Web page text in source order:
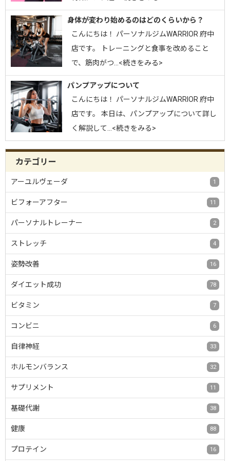
身体が変わり始めるのはどのくらいから？
こんにちは！ パーソナルジムWARRIOR 府中
店です。 トレーニングと食事を改めること
で、筋肉がつ…<続きをみる>
パンプアップについて
こんにちは！ パーソナルジムWARRIOR 府中
店です。 本日は、パンプアップについて詳し
く解説して…<続きをみる>
カテゴリー
アーユルヴェーダ 1
ビフォーアフター 11
パーソナルトレーナー 2
ストレッチ 4
姿勢改善 16
ダイエット成功 78
ビタミン 7
コンビニ 6
自律神経 33
ホルモンバランス 32
サプリメント 11
基礎代謝 38
健康 88
プロテイン 16